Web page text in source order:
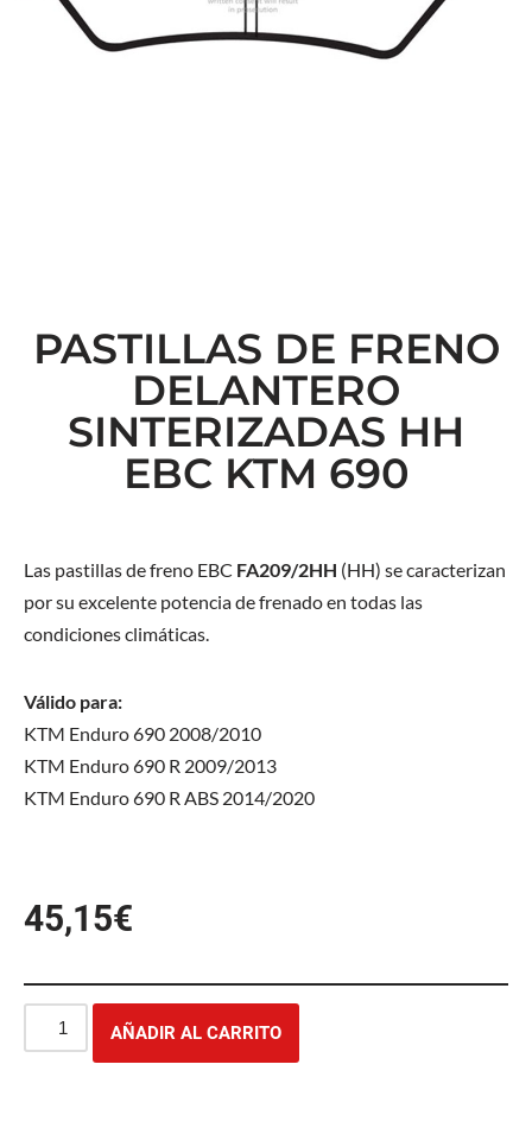
PASTILLAS DE FRENO
DELANTERO
SINTERIZADAS HH
EBC KTM 690
Las pastillas de freno EBC FA209/2HH (HH) se caracterizan
por su excelente potencia de frenado en todas las
condiciones climáticas.
Válido para:
KTM Enduro 690 2008/2010
KTM Enduro 690 R 2009/2013
KTM Enduro 690 R ABS 2014/2020
45,15€
AÑADIR AL CARRITO